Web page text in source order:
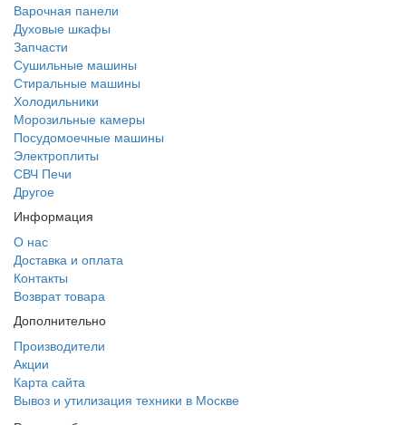
Варочная панели
Духовые шкафы
Запчасти
Сушильные машины
Стиральные машины
Холодильники
Морозильные камеры
Посудомоечные машины
Электроплиты
СВЧ Печи
Другое
Информация
О нас
Доставка и оплата
Контакты
Возврат товара
Дополнительно
Производители
Акции
Карта сайта
Вывоз и утилизация техники в Москве